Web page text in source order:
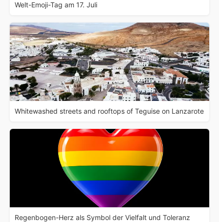
Welt-Emoji-Tag am 17. Juli
Whitewashed streets and rooftops of Teguise on Lanzarote
Regenbogen-Herz als Symbol der Vielfalt und Toleranz